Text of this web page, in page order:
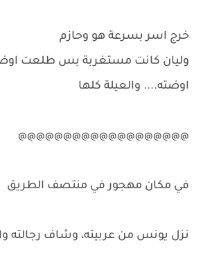
خرج اسر بسرعة هو وحازم
وليان كانت مستغربة بس طلعت
اوضته.... والعيلة كلها
@@@@@@@@@@@@@@@@@@@
في مكان مهجور في منتصف الطريق
نزل يونس من عربيته، وشاف رجالته